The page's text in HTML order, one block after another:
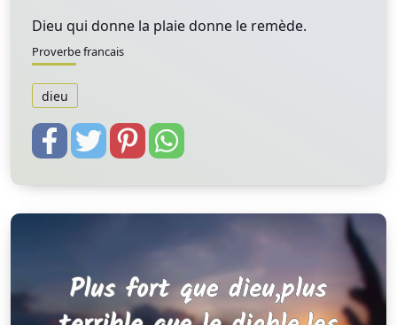
Dieu qui donne la plaie donne le remède.
Proverbe francais
dieu